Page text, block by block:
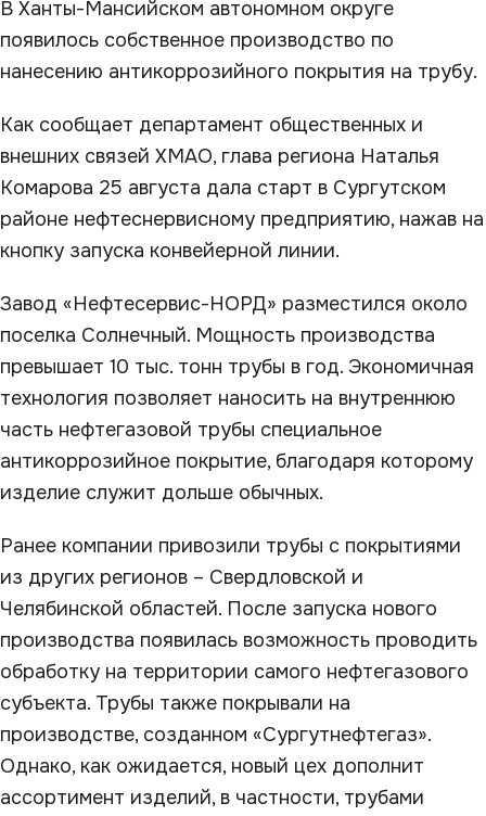
В Ханты-Мансийском автономном округе
появилось собственное производство по
нанесению антикоррозийного покрытия на трубу.
Как сообщает департамент общественных и
внешних связей ХМАО, глава региона Наталья
Комарова 25 августа дала старт в Сургутском
районе нефтеснервисному предприятию, нажав на
кнопку запуска конвейерной линии.
Завод «Нефтесервис-НОРД» разместился около
поселка Солнечный. Мощность производства
превышает 10 тыс. тонн трубы в год. Экономичная
технология позволяет наносить на внутреннюю
часть нефтегазовой трубы специальное
антикоррозийное покрытие, благодаря которому
изделие служит дольше обычных.
Ранее компании привозили трубы с покрытиями
из других регионов – Свердловской и
Челябинской областей. После запуска нового
производства появилась возможность проводить
обработку на территории самого нефтегазового
субъекта. Трубы также покрывали на
производстве, созданном «Сургутнефтегаз».
Однако, как ожидается, новый цех дополнит
ассортимент изделий, в частности, трубами